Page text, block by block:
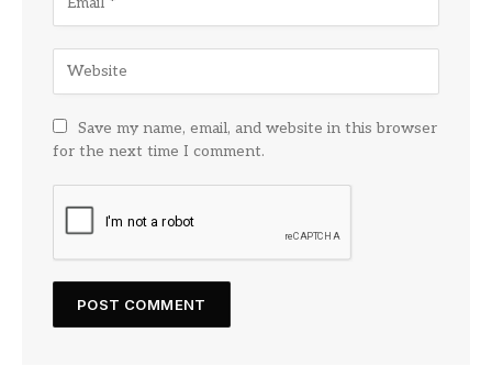
Save my name, email, and website in this browser
for the next time I comment.